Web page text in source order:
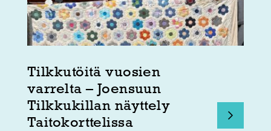
Tilkkutöitä vuosien
varrelta – Joensuun
Tilkkukillan näyttely
Taitokorttelissa